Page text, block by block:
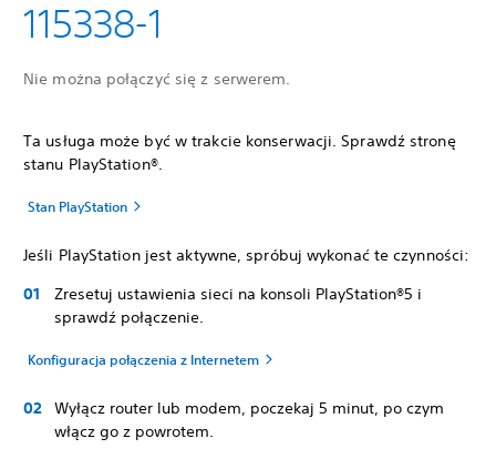
115338-1
Nie można połączyć się z serwerem.
Ta usługa może być w trakcie konserwacji. Sprawdź stronę
stanu PlayStation®.
Stan PlayStation
Jeśli PlayStation jest aktywne, spróbuj wykonać te czynności:
Zresetuj ustawienia sieci na konsoli PlayStation®5 i
sprawdź połączenie.
Konfiguracja połączenia z Internetem
Wyłącz router lub modem, poczekaj 5 minut, po czym
włącz go z powrotem.